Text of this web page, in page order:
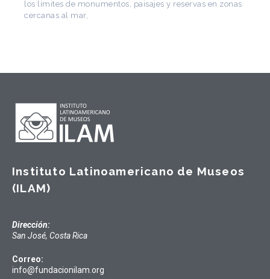
Instituto Latinoamericano de Museos
(ILAM)
Dirección:
San José, Costa Rica
Correo:
info@fundacionilam.org